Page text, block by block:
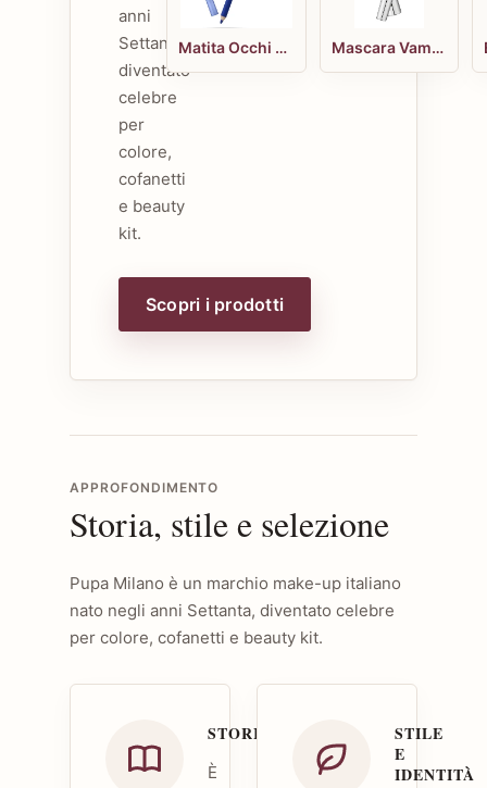
anni
Settanta,
diventato
celebre
per
colore,
cofanetti
e beauty
kit.
Scopri i prodotti
Matita Occhi Multiplay 1.2 g Mascara Vamp 9 ml
APPROFONDIMENTO
Storia, stile e selezione
Pupa Milano è un marchio make-up italiano
nato negli anni Settanta, diventato celebre
per colore, cofanetti e beauty kit.
STORIA
È
STILE
E
IDENTITÀ